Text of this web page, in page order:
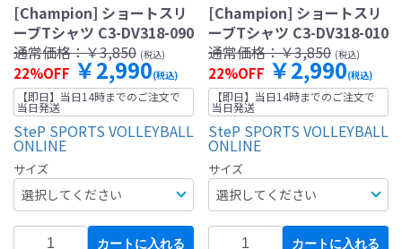
[Champion] ショートスリ
ーブTシャツ C3-DV318-090
通常価格：￥3,850 (税込)
22%OFF ￥2,990(税込)
【即日】当日14時までのご注文で
当日発送
SteP SPORTS VOLLEYBALL
ONLINE
サイズ
カートに入れる
[Champion] ショートスリ
ーブTシャツ C3-DV318-010
通常価格：￥3,850 (税込)
22%OFF ￥2,990(税込)
【即日】当日14時までのご注文で
当日発送
SteP SPORTS VOLLEYBALL
ONLINE
サイズ
カートに入れる